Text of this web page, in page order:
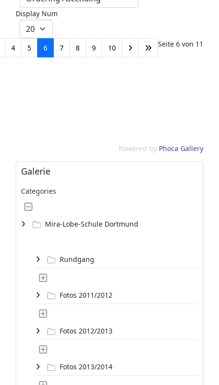
Display Num
Seite 6 von 11
4 5 6 7 8 9 10
Powered by Phoca Gallery
Galerie
Categories
Mira-Lobe-Schule Dortmund
Rundgang
Fotos 2011/2012
Fotos 2012/2013
Fotos 2013/2014